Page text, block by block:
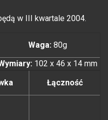
w III kwartale 2004.
Waga: 80g
102 x 46 x 14 mm
Łączność